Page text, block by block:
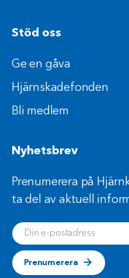
Stöd oss
Ge en gåva
Hjärnskadefonden
Bli medlem
Nyhetsbrev
Prenumerera på
ta del av aktuell
Din e-postadress
Prenumerera